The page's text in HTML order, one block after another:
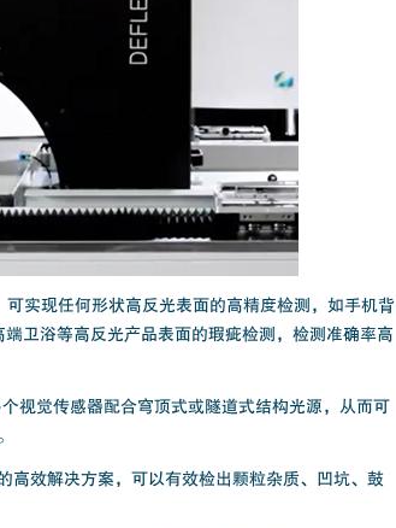
实现任何形状高反光表面的高精度检测，如手机背
卫浴等高反光产品表面的瑕疵检测，检测准确率高
视觉传感器配合穹顶式或隧道式结构光源，从而可
高效解决方案，可以有效检出颗粒杂质、凹坑、鼓